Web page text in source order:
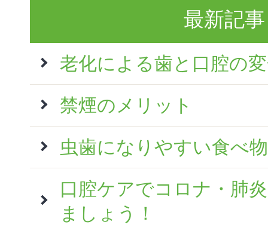
最新記事
老化による歯と口腔の
禁煙のメリット
虫歯になりやすい食べ
口腔ケアでコロナ・肺
ましょう！